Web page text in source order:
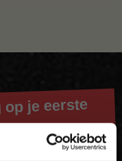
je eerste